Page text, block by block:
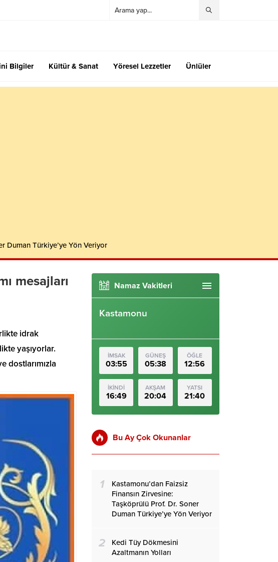
Bilgiler Kültür & Sanat Yöresel Lezzetler Ünlüler
Duman Türkiye’ye Yön Veriyor
mesajları
idrak
yaşıyorlar.
dostlarımızla
Namaz Vakitleri
Kastamonu
İMSAK
03:55
GÜNEŞ
05:38
ÖĞLE
12:56
İKİNDİ
16:49
AKŞAM
20:04
YATSI
21:40
Bu Ay Çok Okunanlar
1
Kastamonu’dan Faizsiz
Finansın Zirvesine:
Taşköprülü Prof. Dr. Soner
Duman Türkiye’ye Yön Veriyor
2
Kedi Tüy Dökmesini
Azaltmanın Yolları